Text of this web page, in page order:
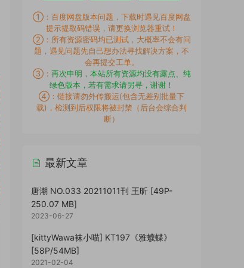
①：百度网盘版本问题，下载时遇见百度网盘
提示提取码错误，请更换浏览器重试！
②：所有资源密码均已测试，大概率不会有问
题，遇见问题先自己想办法寻找解决方案，不
会再提交工单。
③： 再次申明，本站所有资源均没有露点、纯
绿色版本，若有需求请另寻，谢谢！
④：链接请勿外传搬运(包含无差别批量下
载)，检测到后权限将被封禁（后台会综合判
断）
最新文章
唐潮 NO.033 20211011刊 王昕 [49P-
250.07 MB]
2023-06-27
[kittyWawa袜小喵] KT197《雅蠛蝶》
[58P/54MB]
2021-02-04